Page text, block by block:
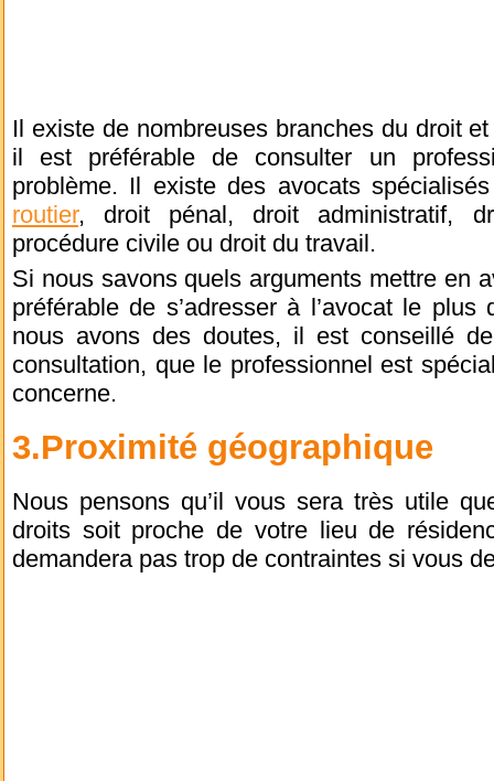
Il existe de nombreuses branches du droit
il est préférable de consulter un
problème. Il existe des avocats
routier, droit pénal, droit administratif,
procédure civile ou droit du travail.
Si nous savons quels arguments mettre en
préférable de s’adresser à l’avocat le
nous avons des doutes, il est conseillé
consultation, que le professionnel est
concerne.
3.Proximité géographique
Nous pensons qu’il vous sera très utile
droits soit proche de votre lieu de
demandera pas trop de contraintes si vous